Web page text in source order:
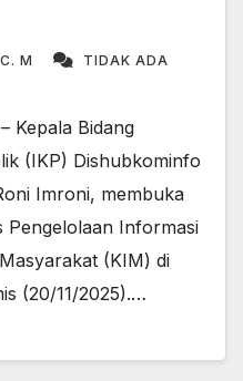
C. M TIDAK ADA
Kepala Bidang
(IKP) Dishubkominfo
Imroni, membuka
Pengelolaan Informasi
(KIM) di
(20/11/2025).…